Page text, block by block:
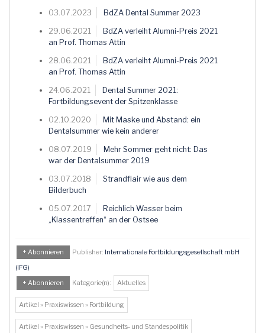
03.07.2023 BdZA Dental Summer 2023
29.06.2021
BdZA verleiht Alumni-Preis 2021
an Prof. Thomas Attin
28.06.2021
BdZA verleiht Alumni-Preis 2021
an Prof. Thomas Attin
24.06.2021
Dental Summer 2021:
Fortbildungsevent der Spitzenklasse
02.10.2020
Mit Maske und Abstand: ein
Dentalsummer wie kein anderer
08.07.2019
Mehr Sommer geht nicht: Das
war der Dentalsummer 2019
03.07.2018
Strandflair wie aus dem
Bilderbuch
05.07.2017
Reichlich Wasser beim
„Klassentreffen“ an der Ostsee
+ Abonnieren Publisher: Internationale Fortbildungsgesellschaft mbH
(IFG)
+ Abonnieren
Kategorie(n): Aktuelles
Artikel » Praxiswissen » Fortbildung
Artikel » Praxiswissen » Gesundheits- und Standespolitik